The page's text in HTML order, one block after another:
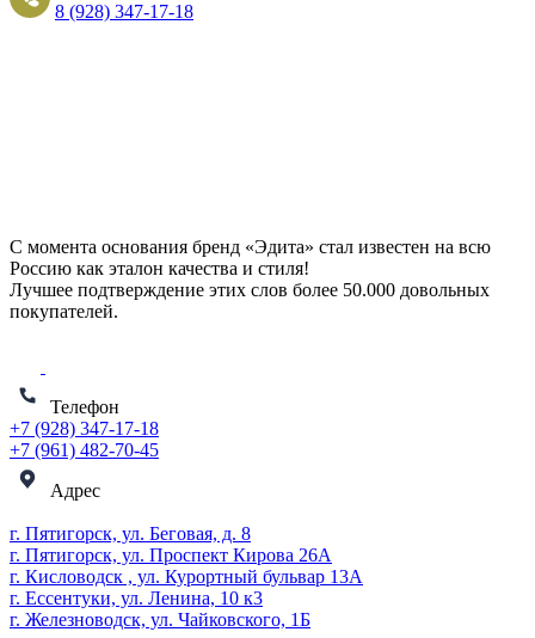
8 (928) 347-17-18
С момента основания бренд «Эдита» стал известен на всю
Россию как эталон качества и стиля!
Лучшее подтверждение этих слов более 50.000 довольных
покупателей.
Телефон
+7 (928) 347-17-18
+7 (961) 482-70-45
Адрес
г. Пятигорск, ул. Беговая, д. 8
г. Пятигорск, ул. Проспект Кирова 26А
г. Кисловодск , ул. Курортный бульвар 13А
г. Ессентуки, ул. Ленина, 10 к3
г. Железноводск, ул. Чайковского, 1Б